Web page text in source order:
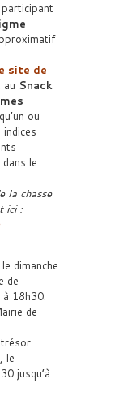
site de
au Snack
ou
le
la chasse
ici :
dimanche
de
à 18h30.
de
le
jusqu’à